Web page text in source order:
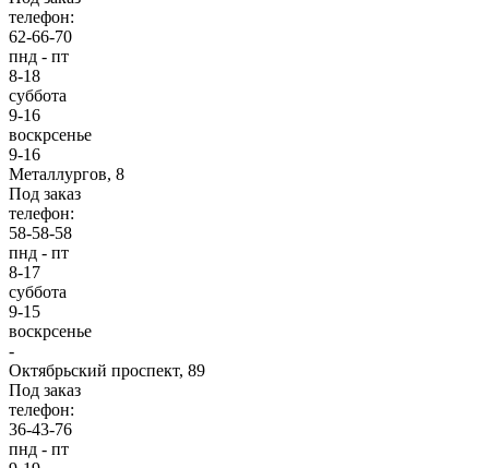
телефон:
62-66-70
пнд - пт
8-18
суббота
9-16
воскрсенье
9-16
Металлургов, 8
Под заказ
телефон:
58-58-58
пнд - пт
8-17
суббота
9-15
воскрсенье
-
Октябрьский проспект, 89
Под заказ
телефон:
36-43-76
пнд - пт